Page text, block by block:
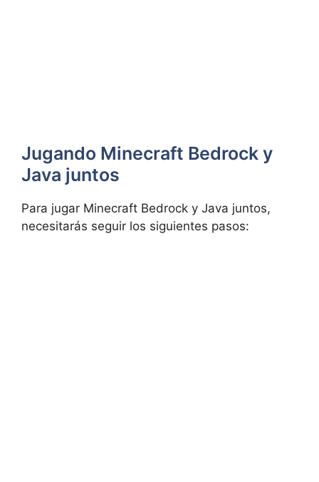
Jugando Minecraft Bedrock y
Java juntos
Para jugar Minecraft Bedrock y Java juntos,
necesitarás seguir los siguientes pasos: